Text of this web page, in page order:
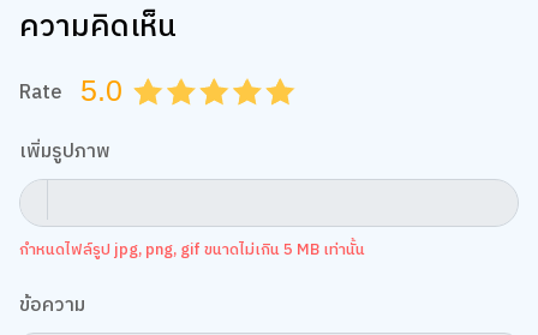
ความคิดเห็น
Rate 5.0 4.5
4.0
3.5
3.0
2.5
2.0
1.5
1.0
0.5
เพิ่มรูปภาพ
กำหนดไฟล์รูป jpg, png, gif ขนาดไม่เกิน 5 MB เท่านั้น
ข้อความ